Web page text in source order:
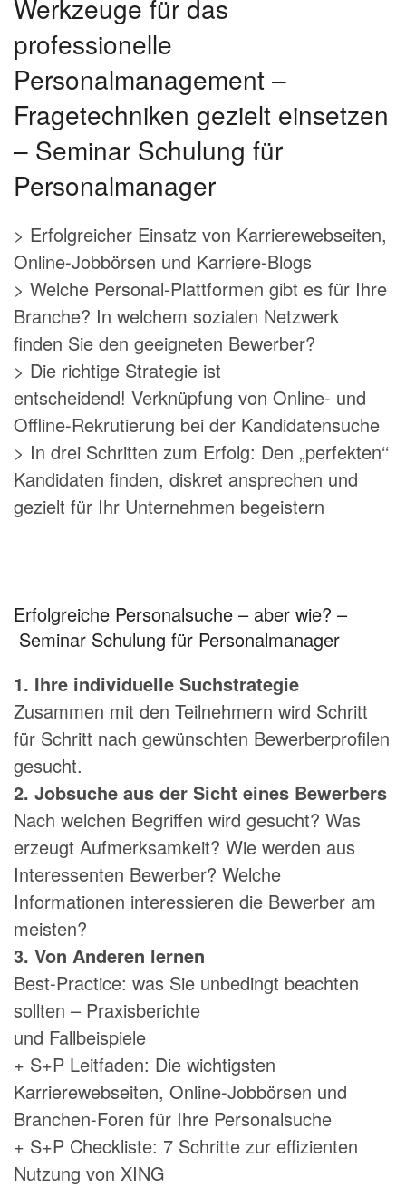
Werkzeuge für das
professionelle
Personalmanagement –
Fragetechniken gezielt einsetzen
– Seminar Schulung für
Personalmanager
> Erfolgreicher Einsatz von Karrierewebseiten,
Online-Jobbörsen und Karriere-Blogs
> Welche Personal-Plattformen gibt es für Ihre
Branche? In welchem sozialen Netzwerk
finden Sie den geeigneten Bewerber?
> Die richtige Strategie ist
entscheidend! Verknüpfung von Online- und
Offline-Rekrutierung bei der Kandidatensuche
> In drei Schritten zum Erfolg: Den „perfekten‘‘
Kandidaten finden, diskret ansprechen und
gezielt für Ihr Unternehmen begeistern
Erfolgreiche Personalsuche – aber wie? –
Seminar Schulung für Personalmanager
1. Ihre individuelle Suchstrategie
Zusammen mit den Teilnehmern wird Schritt
für Schritt nach gewünschten Bewerberprofilen
gesucht.
2. Jobsuche aus der Sicht eines Bewerbers
Nach welchen Begriffen wird gesucht? Was
erzeugt Aufmerksamkeit? Wie werden aus
Interessenten Bewerber? Welche
Informationen interessieren die Bewerber am
meisten?
3. Von Anderen lernen
Best-Practice: was Sie unbedingt beachten
sollten – Praxisberichte
und Fallbeispiele
+ S+P Leitfaden: Die wichtigsten
Karrierewebseiten, Online-Jobbörsen und
Branchen-Foren für Ihre Personalsuche
+ S+P Checkliste: 7 Schritte zur effizienten
Nutzung von XING